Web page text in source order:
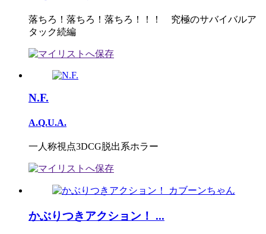
落ちろ！落ちろ！落ちろ！！！ 究極のサバイバルア
タック続編
N.F.
A.Q.U.A.
一人称視点3DCG脱出系ホラー
かぶりつきアクション！ ...